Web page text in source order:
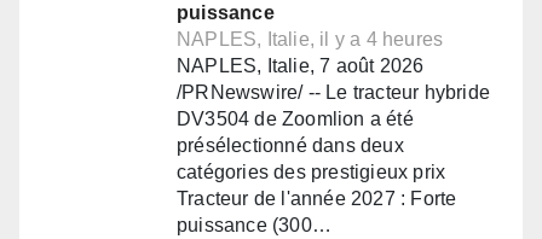
puissance
NAPLES, Italie, il y a 4 heures
NAPLES, Italie, 7 août 2026
/PRNewswire/ -- Le tracteur hybride
DV3504 de Zoomlion a été
présélectionné dans deux
catégories des prestigieux prix
Tracteur de l'année 2027 : Forte
puissance (300…